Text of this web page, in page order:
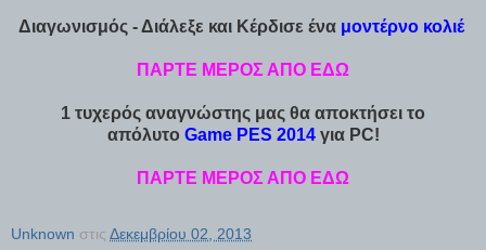
Διαγωνισμός - Διάλεξε και Κέρδισε ένα μοντέρνο κολιέ
ΠΑΡΤΕ ΜΕΡΟΣ ΑΠΟ ΕΔΩ
1 τυχερός αναγνώστης μας θα αποκτήσει το
απόλυτο Game PES 2014για PC!
ΠΑΡΤΕ ΜΕΡΟΣ ΑΠΟ ΕΔΩ
Unknown στις Δεκεμβρίου 02, 2013